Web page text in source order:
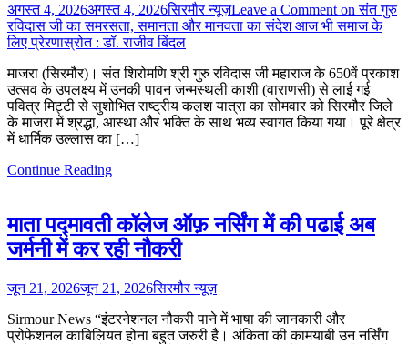
अगस्त 4, 2026अगस्त 4, 2026सिरमौर न्यूज़Leave a Comment on संत गुरु
रविदास जी का समरसता, समानता और मानवता का संदेश आज भी समाज के
लिए प्रेरणास्रोत : डॉ. राजीव बिंदल
माजरा (सिरमौर)। संत शिरोमणि श्री गुरु रविदास जी महाराज के 650वें प्रकाश
उत्सव के उपलक्ष्य में उनकी पावन जन्मस्थली काशी (वाराणसी) से लाई गई
पवित्र मिट्टी से सुशोभित राष्ट्रीय कलश यात्रा का सोमवार को सिरमौर जिले
के माजरा में श्रद्धा, आस्था और भक्ति के साथ भव्य स्वागत किया गया। पूरे क्षेत्र
में धार्मिक उल्लास का […]
Continue Reading
माता पद्मावती कॉलेज ऑफ़ नर्सिंग में की पढाई अब
जर्मनी में कर रही नौकरी
जून 21, 2026जून 21, 2026सिरमौर न्यूज़
Sirmour News “इंटरनेशनल नौकरी पाने में भाषा की जानकारी और
प्रोफेशनल काबिलियत होना बहुत जरुरी है। अंकिता की कामयाबी उन नर्सिंग